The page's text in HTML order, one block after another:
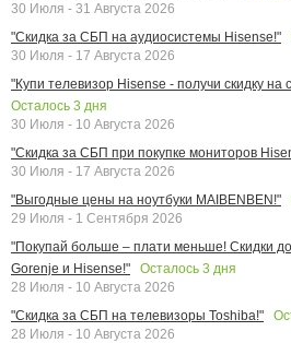
30 Июля - 31 Августа 2026
"Скидка за СБП на аудиосистемы Hisense!"
30 Июля - 17 Августа 2026
"Купи телевизор Hisense - получи скидку на
Осталось 3 дня
30 Июля - 10 Августа 2026
"Скидка за СБП при покупке мониторов
30 Июля - 17 Августа 2026
"Выгодные цены на ноутбуки MAIBENBEN!"
29 Июля - 1 Сентября 2026
"Покупай больше – плати меньше! Скидки
Gorenje и Hisense!"
Осталось 3 дня
28 Июля - 10 Августа 2026
"Скидка за СБП на телевизоры Toshiba!"
28 Июля - 10 Августа 2026